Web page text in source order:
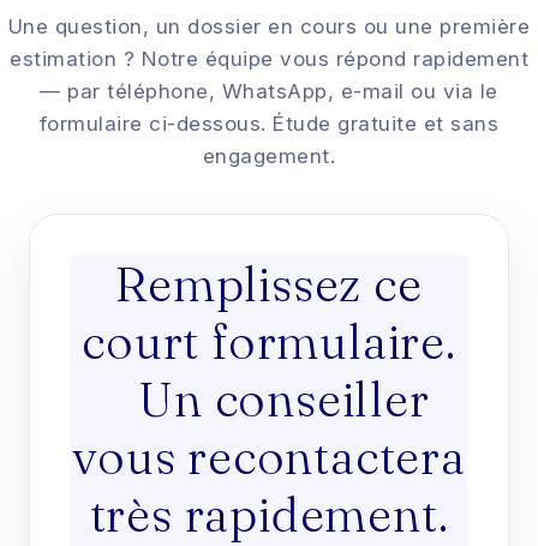
Une question, un dossier en cours ou une première
estimation ? Notre équipe vous répond rapidement
— par téléphone, WhatsApp, e-mail ou via le
formulaire ci-dessous. Étude gratuite et sans
engagement.
Remplissez ce
court formulaire.
Un conseiller
vous recontactera
très rapidement.